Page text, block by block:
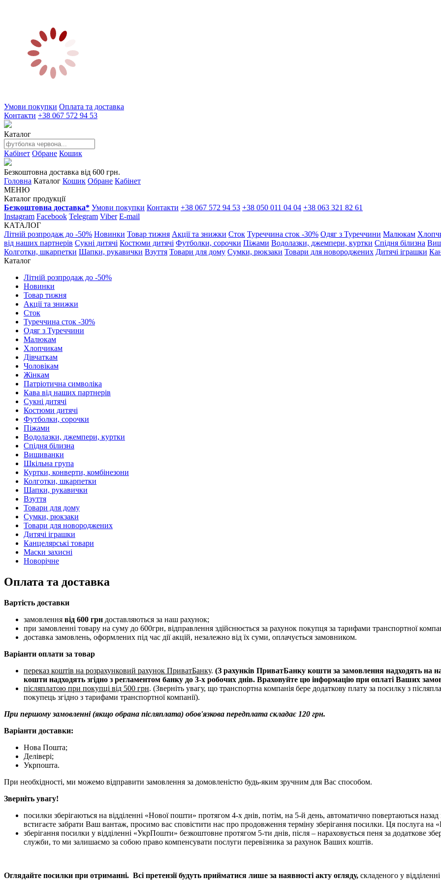
Умови покупки Оплата та доставка
Контакти +38 067 572 94 53
Каталог
Кабінет Обране Кошик
Безкоштовна доставка від 600 грн.
Головна Каталог Кошик Обране Кабінет
МЕНЮ
Каталог продукції
Безкоштовна доставка* Умови покупки Контакти +38 067 572 94 53 +38 050 011 04 04 +38 063 321 82 61
Instagram Facebook Telegram Viber E-mail
КАТАЛОГ
Літній розпродаж до -50% Новинки Товар тижня Акції та знижки Сток Туреччина сток -30% Одяг з Туреччини Малюкам
від наших партнерів Сукні дитячі Костюми дитячі Футболки, сорочки Піжами Водолазки, джемпери, куртки Спідня білизна
Колготки, шкарпетки Шапки, рукавички Взуття Товари для дому Сумки, рюкзаки Товари для новороджених Дитячі іграшки
Каталог
Літній розпродаж до -50%
Новинки
Товар тижня
Акції та знижки
Сток
Туреччина сток -30%
Одяг з Туреччини
Малюкам
Хлопчикам
Дівчаткам
Чоловікам
Жінкам
Патріотична символіка
Кава від наших партнерів
Сукні дитячі
Костюми дитячі
Футболки, сорочки
Піжами
Водолазки, джемпери, куртки
Спідня білизна
Вишиванки
Шкільна група
Куртки, конверти, комбінезони
Колготки, шкарпетки
Шапки, рукавички
Взуття
Товари для дому
Сумки, рюкзаки
Товари для новороджених
Дитячі іграшки
Канцелярські товари
Маски захисні
Новорічне
Оплата та доставка
Вартість доставки
замовлення від 600 грн доставляються за наш рахунок;
при замовленні товару на суму до 600грн, відправлення здійснюється за рахунок покупця за тарифами транспортної
доставка замовлень, оформлених під час дії акцій, незалежно від їх суми, оплачується замовником.
Варіанти оплати за товар
переказ коштів на розрахунковий рахунок ПриватБанку. (З рахунків ПриватБанку кошти за замовлення надходять на
кошти надходять згідно з регламентом банку до 3-х робочих днів. Враховуйте цю інформацію при оплаті Ваших
післяплатою при покупці від 500 грн. (Зверніть увагу, що транспортна компанія бере додаткову плату за посилку з
покупець згідно з тарифами транспортної компанії).
При першому замовленні (якщо обрана післяплата) обов'язкова передплата складає 120 грн.
Варіанти доставки:
Нова Пошта;
Делівері;
Укрпошта.
При необхідності, ми можемо відправити замовлення за домовленістю будь-яким зручним для Вас способом.
Зверніть увагу!
посилки зберігаються на відділенні «Нової пошти» протягом 4-х днів, потім, на 5-й день, автоматично повертаються
встигаєте забрати Ваш вантаж, просимо вас сповістити нас про продовження терміну зберігання посилки. Ця послуга на
зберігання посилки у відділенні «УкрПошти» безкоштовне протягом 5-ти днів, після – нараховується пеня за додаткове
служби, то ми залишаємо за собою право компенсувати послуги перевізника за рахунок Ваших коштів.
Оглядайте посилки при отриманні. Всі претензії будуть прийматися лише за наявності акту огляду, складеного у